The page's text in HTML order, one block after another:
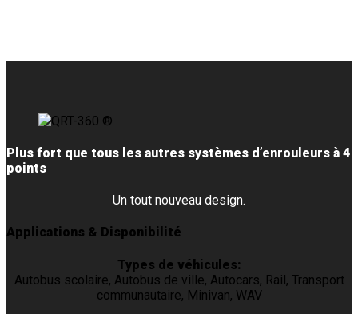
Plus fort que tous les autres systèmes d’enrouleurs à 4
points
Un tout nouveau design.
Applications & Disponibilité
Types de véhicules:
Autobus scolaire, Autobus de ville, Autocars, Rail, Transport
communautaire, Minivan, WAV